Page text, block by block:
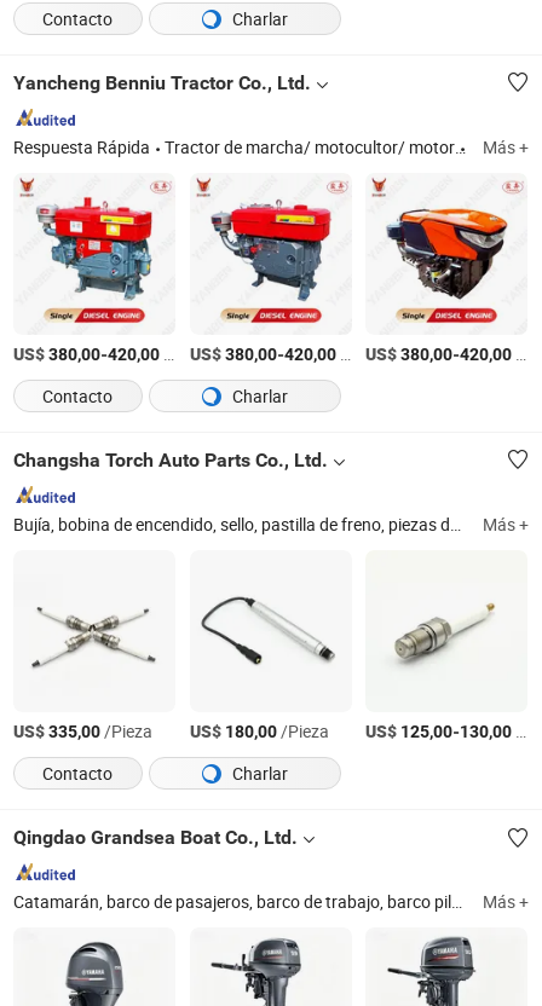
Contacto Charlar
Yancheng Benniu Tractor Co., Ltd.
Respuesta Rápida Tractor de marcha/ motocultor/ motor Jiangsu
Más +
US$380,00-420,00 US$380,00-420,00/Pieza US$380,00-420,00
Contacto
Charlar
Changsha Torch Auto Parts Co., Ltd.
Bujía, bobina de encendido, sello, pastilla de freno, piezas de encendido, equipo y repuestos de planta de energía, generadores de gas, piezas de motor, filtro Más +
US$335,00/Pieza US$ 180,00/Pieza US$ 125,00-130,00
Contacto
Charlar
Qingdao Grandsea Boat Co., Ltd.
Catamarán, barco de pasajeros, barco de trabajo, barco piloto, barco de placer, barco de pesca, barco de patrulla, barco panga, barco de aluminio, fibra de vidrio y acero, motor fuera de borda Más +